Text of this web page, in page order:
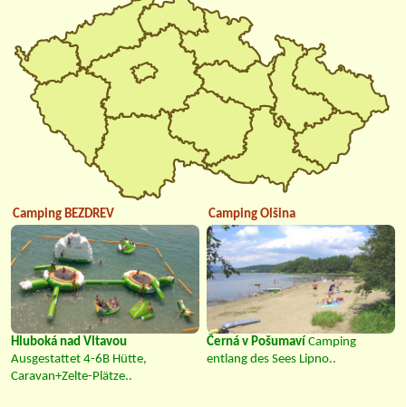
Camping BEZDREV
Hluboká nad Vltavou
Ausgestattet 4-6B Hütte,
Caravan+Zelte-Plätze..
Camping Olšina
Černá v Pošumaví Camping
entlang des Sees Lipno..